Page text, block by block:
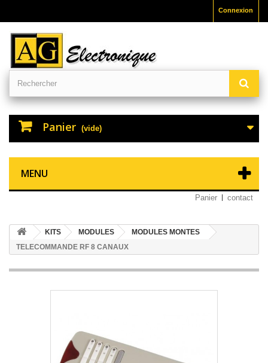
Connexion
Panier (vide)
MENU
Panier contact
KITS MODULES
MODULES MONTES
TELECOMMANDE RF 8 CANAUX